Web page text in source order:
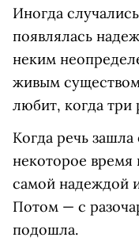
Иногда
появлялась
неким
живым
любит, когда три
Когда речь зашла
некоторое
самой надеждой
Потом — с
подошла.